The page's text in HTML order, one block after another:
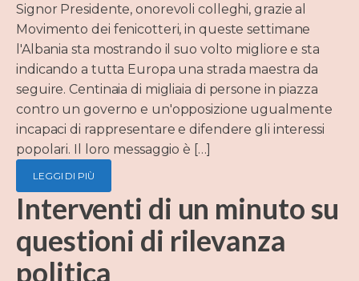
Signor Presidente, onorevoli colleghi, grazie al
Movimento dei fenicotteri, in queste settimane
l'Albania sta mostrando il suo volto migliore e sta
indicando a tutta Europa una strada maestra da
seguire. Centinaia di migliaia di persone in piazza
contro un governo e un'opposizione ugualmente
incapaci di rappresentare e difendere gli interessi
popolari. Il loro messaggio è […]
LEGGI DI PIÙ
Interventi di un minuto su
questioni di rilevanza
politica